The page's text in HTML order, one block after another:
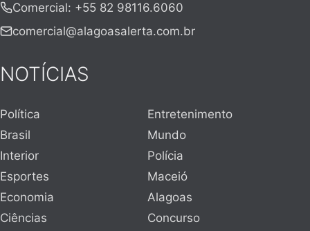
Comercial: +55 82 98116.6060
comercial@alagoasalerta.com.br
NOTÍCIAS
Política
Entretenimento
Brasil
Mundo
Interior
Polícia
Esportes
Maceió
Economia
Alagoas
Ciências
Concurso